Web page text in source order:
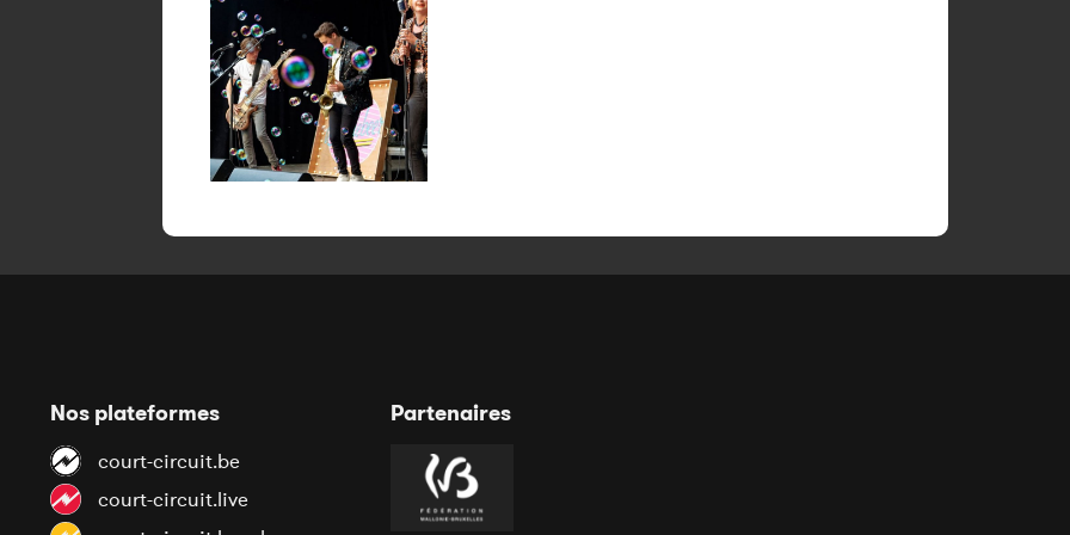
Nos plateformes
court-circuit.be
court-circuit.live
Partenaires